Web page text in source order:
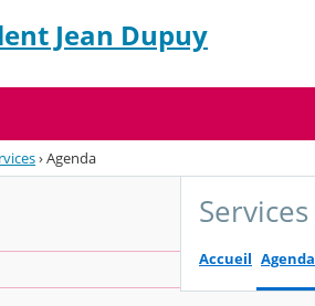
Jean Dupuy
›Agenda
Services
Accueil Agenda